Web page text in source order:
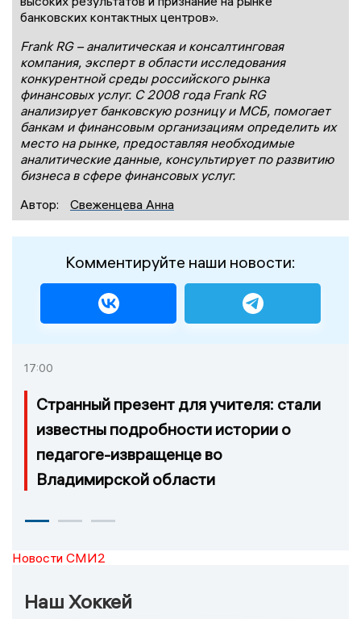
банковских контактных центров».
Frank RG – аналитическая и консалтинговая
компания, эксперт в области исследования
конкурентной среды российского рынка
финансовых услуг. С 2008 года Frank RG
анализирует банковскую розницу и МСБ, помогает
банкам и финансовым организациям определить их
место на рынке, предоставляя необходимые
аналитические данные, консультирует по развитию
бизнеса в сфере финансовых услуг.
Автор:
Свеженцева Анна
Комментируйте наши новости:
17:00
Странный презент для учителя: стали
известны подробности истории о
педагоге-извращенце во
Владимирской области
Новости СМИ2
Наш Хоккей